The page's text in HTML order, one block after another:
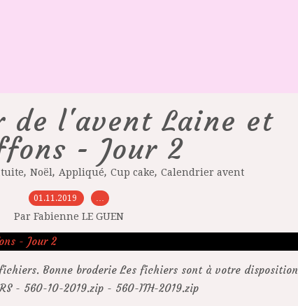
de l'avent Laine et
- Jour 2
, Noël, Appliqué, Cup cake, Calendrier avent
01.11.2019 …
Par Fabienne LE GUEN
Bonne broderie Les fichiers sont à votre disposition
- 560-10-2019.zip - 560-ITH-2019.zip